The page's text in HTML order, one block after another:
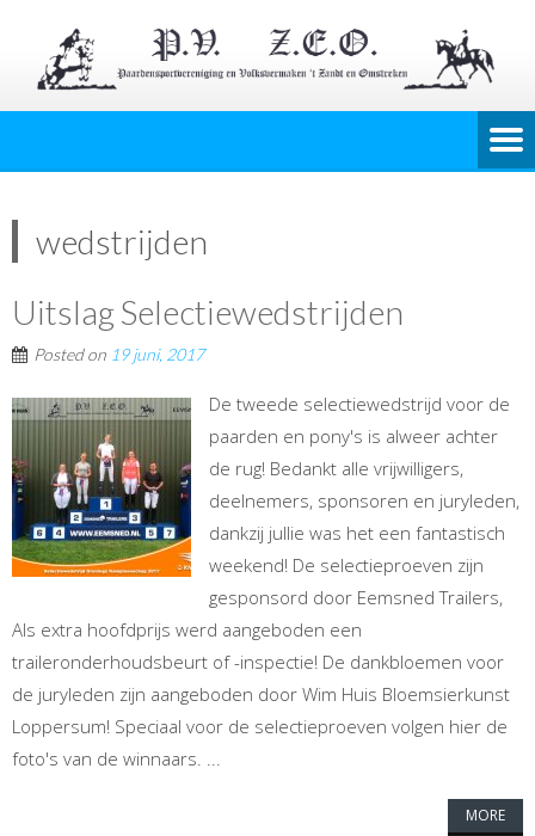
wedstrijden
Uitslag Selectiewedstrijden
Posted on 19 juni, 2017
De tweede selectiewedstrijd voor de
paarden en pony's is alweer achter
de rug! Bedankt alle vrijwilligers,
deelnemers, sponsoren en juryleden,
dankzij jullie was het een fantastisch
weekend! De selectieproeven zijn
gesponsord door Eemsned Trailers,
Als extra hoofdprijs werd aangeboden een
traileronderhoudsbeurt of -inspectie! De dankbloemen voor
de juryleden zijn aangeboden door Wim Huis Bloemsierkunst
Loppersum! Speciaal voor de selectieproeven volgen hier de
foto's van de winnaars. ...
MORE